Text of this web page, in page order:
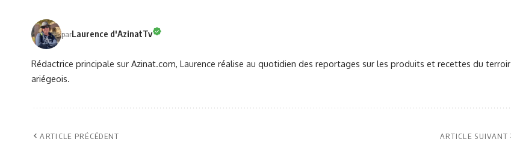
parLaurence d'AzinatTv
Rédactrice principale sur Azinat.com, Laurence réalise au quotidien des reportages sur les produits et recettes du terroir
ariégeois.
ARTICLE PRÉCÉDENT ARTICLE SUIVANT